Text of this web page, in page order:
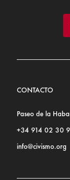
CONTACTO
Paseo de la
+34 914 02 30
info@civismo.org